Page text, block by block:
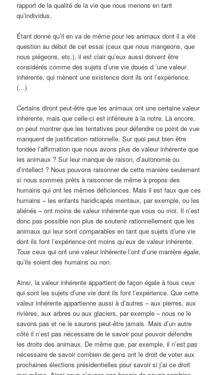
rapport de la qualité de la vie que nous menons en tant
qu’individus.
Étant donné qu’il en va de même pour les animaux dont il a été
question au début de cet essai (ceux que nous mangeons, que
nous piégeons, etc.), il est clair qu’eux aussi doivent être
considérés comme des sujets d’une vie doués d ’une valeur
inhérente, qui mènent une existence dont ils ont l’expérience.
(…)
Certains diront peut-être que les animaux ont une certaine valeur
inhérente, mais que celle-ci est inférieure à la notre. Là encore,
on peut montrer que les tentatives pour défendre ce point de vue
manquent de justification rationnelle. Sur quoi peut bien être
fondée l’affirmation que nous avons plus de valeur inhérente que
les animaux ? Sur leur manque de raison, d’autonomie ou
d’intellect ? Nous pouvons raisonner de cette manière seulement
si nous sommes prêts à raisonner de même à propos des
humains qui ont les mêmes déficiences. Mais il est faux que ces
humains – les enfants handicapés mentaux, par exemple, ou les
aliénés – ont moins de valeur inhérente que vous ou moi. Il n’est
donc pas possible non plus de soutenir rationnellement que les
animaux qui leur sont comparables en tant que sujets d’une vie
dont ils font l’expérience ont moins qu’eux de valeur inhérente.
Tous ceux qui ont une valeur inhérente l’ont d’une manièreégale,
qu’ils soient des humains ou non.
Ainsi, la valeur inhérente appartient de façon égale à tous ceux
qui sont les sujets d’une vie dont ils font l’expérience. Que cette
valeur inhérente appartienne aussi à d’autres – aux pierres, aux
rivières, aux arbres ou aux glaciers, par exemple – nous ne le
savons pas et ne le saurons peut-être jamais. Mais d’un autre
côté il n’est pas nécessaire de le savoir pour pouvoir défendre
les droits des animaux. De même que, par exemple, il n’est pas
nécessaire de savoir combien de gens ont le droit de voter aux
prochaines élections présidentielles pour savoir si j’ai ce droit